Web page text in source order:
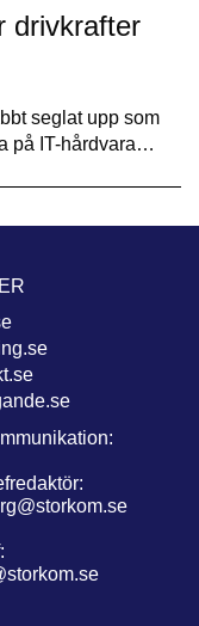
drivkrafter
seglat upp som
på IT-hårdvara…